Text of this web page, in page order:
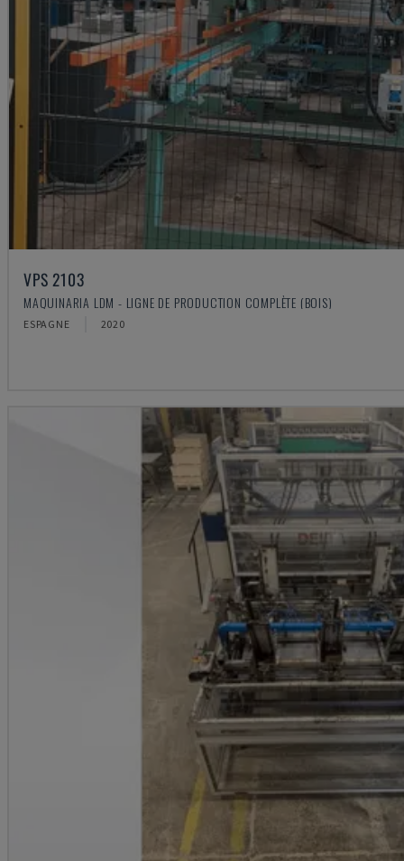
VPS 2103
MAQUINARIA LDM - LIGNE DE PRODUCTION COMPLÈTE (BOIS)
ESPAGNE 2020